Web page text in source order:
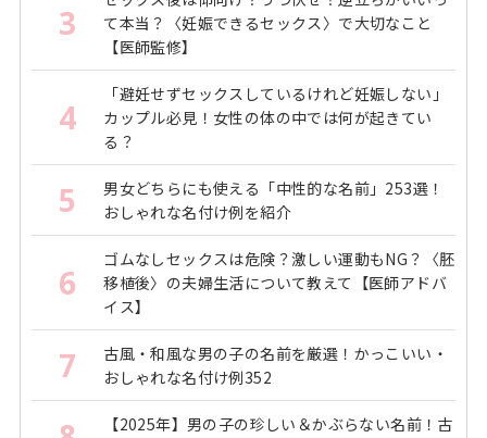
3
て本当？〈妊娠できるセックス〉で大切なこと
【医師監修】
4
「避妊せずセックスしているけれど妊娠しない」
カップル必見！女性の体の中では何が起きてい
る？
5
男女どちらにも使える「中性的な名前」253選！
おしゃれな名付け例を紹介
6
ゴムなしセックスは危険？激しい運動もNG？〈胚
移植後〉の夫婦生活について教えて【医師アドバ
イス】
7
古風・和風な男の子の名前を厳選！かっこいい・
おしゃれな名付け例352
【2025年】男の子の珍しい＆かぶらない名前！古